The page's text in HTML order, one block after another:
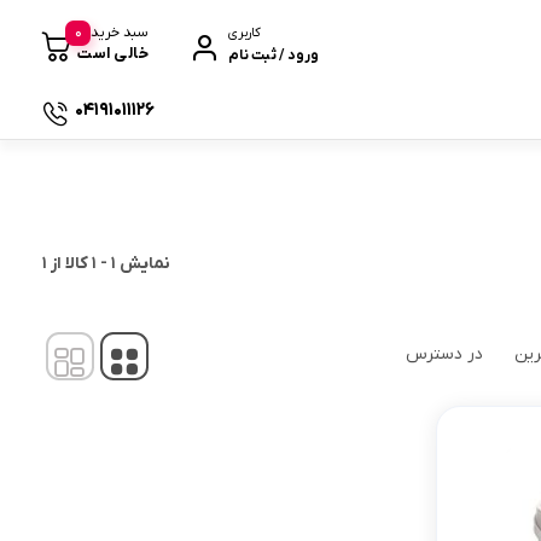
کاربری
ورود / ثبت نام
سبد خرید
خالی است
0
04191011126
نمایش 1
-
1کالا از 1
در دسترس